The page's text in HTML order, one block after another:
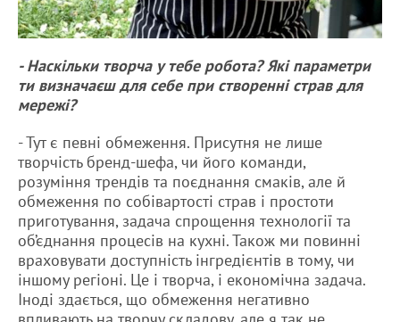
- Наскільки творча у тебе робота? Які параметри
ти визначаєш для себе при створенні страв для
мережі?
- Тут є певні обмеження. Присутня не лише
творчість бренд-шефа, чи його команди,
розуміння трендів та поєднання смаків, але й
обмеження по собівартості страв і простоти
приготування, задача спрощення технології та
об’єднання процесів на кухні. Також ми повинні
враховувати доступність інгредієнтів в тому, чи
іншому регіоні. Це і творча, і економічна задача.
Іноді здається, що обмеження негативно